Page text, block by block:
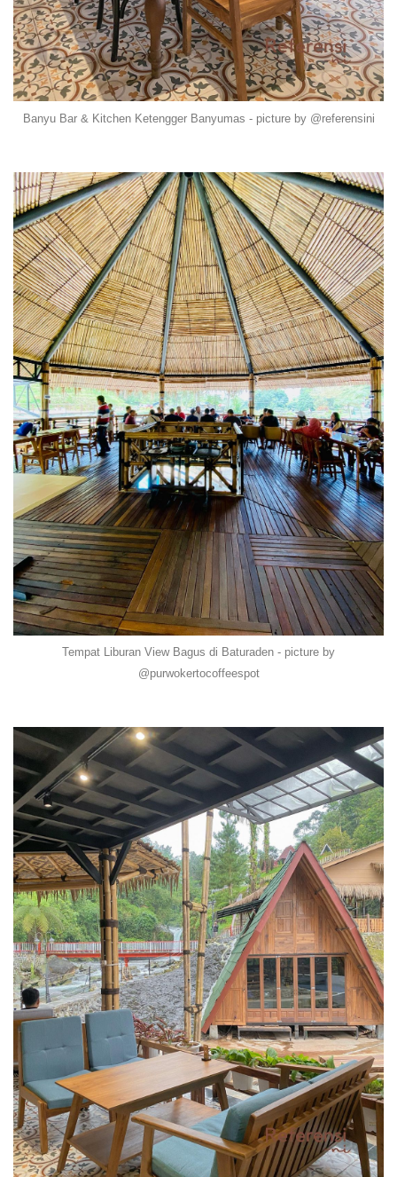
Banyu Bar & Kitchen Ketengger Banyumas - picture by @referensini
Tempat Liburan View Bagus di Baturaden - picture by
@purwokertocoffeespot